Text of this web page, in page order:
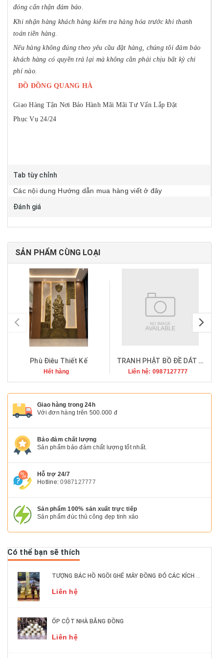
đóng cẩn thận đảm bảo.
Khi nhận hàng khách hàng kiểm tra hàng hóa trước khi thanh
toán tiền hàng.
Nếu hàng không đúng theo yêu cầu đặt hàng, chúng tôi đảm bảo
khách hàng có quyền trả lại mà không cần phải chịu bất kỳ chi
phí nào.
ĐỒ ĐỒNG QUANG HÀ
Giao Hàng Tận Nơi Bảo Hành Mãi Mãi Tư Vấn Lắp Đặt
Phục Vụ 24/24
Tab tùy chỉnh
Các nội dung Hướng dẫn mua hàng viết ở đây
Đánh giá
SẢN PHẨM CÙNG LOẠI
Phù Điêu Thiết Kế
Hết hàng
TRANH PHẬT BỒ ĐỀ DÁT VÀNG 9999
Liên hệ: 0987127777
Giao hàng trong 24h
Với đơn hàng trên 500.000 đ
Bảo đảm chất lượng
Sản phẩm bảo đảm chất lượng tốt nhất.
Hỗ trợ 24/7
Hotline:0987127777
Sản phẩm 100% sản xuất trực tiếp
Sản phẩm đúc thủ công đẹp tinh xảo
Có thể bạn sẽ thích
Liên hệ
ỐP CỘT NHÀ BẰNG ĐỒNG
Liên hệ